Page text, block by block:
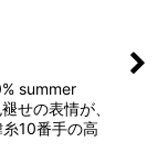
summer
せの表情が、
10番手の高